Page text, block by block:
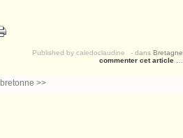
Published by caledoclaudine - dans Bretagne
commenter cet article
>>